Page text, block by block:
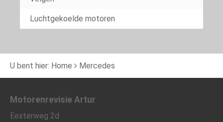
Luchtgekoelde motoren
U bent hier: Home Mercedes
Motorenrevisie Artur
Eexterweg 2d